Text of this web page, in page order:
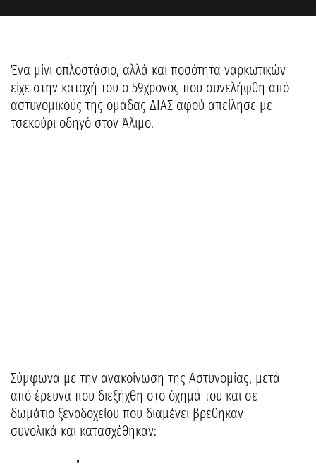
Ένα μίνι οπλοστάσιο, αλλά και ποσότητα ναρκωτικών
είχε στην κατοχή του ο 59χρονος που συνελήφθη από
αστυνομικούς της ομάδας ΔΙΑΣ αφού απείλησε με
τσεκούρι οδηγό στον Άλιμο.
Σύμφωνα με την ανακοίνωση της Αστυνομίας, μετά
από έρευνα που διεξήχθη στο όχημά του και σε
δωμάτιο ξενοδοχείου που διαμένει βρέθηκαν
συνολικά και κατασχέθηκαν: